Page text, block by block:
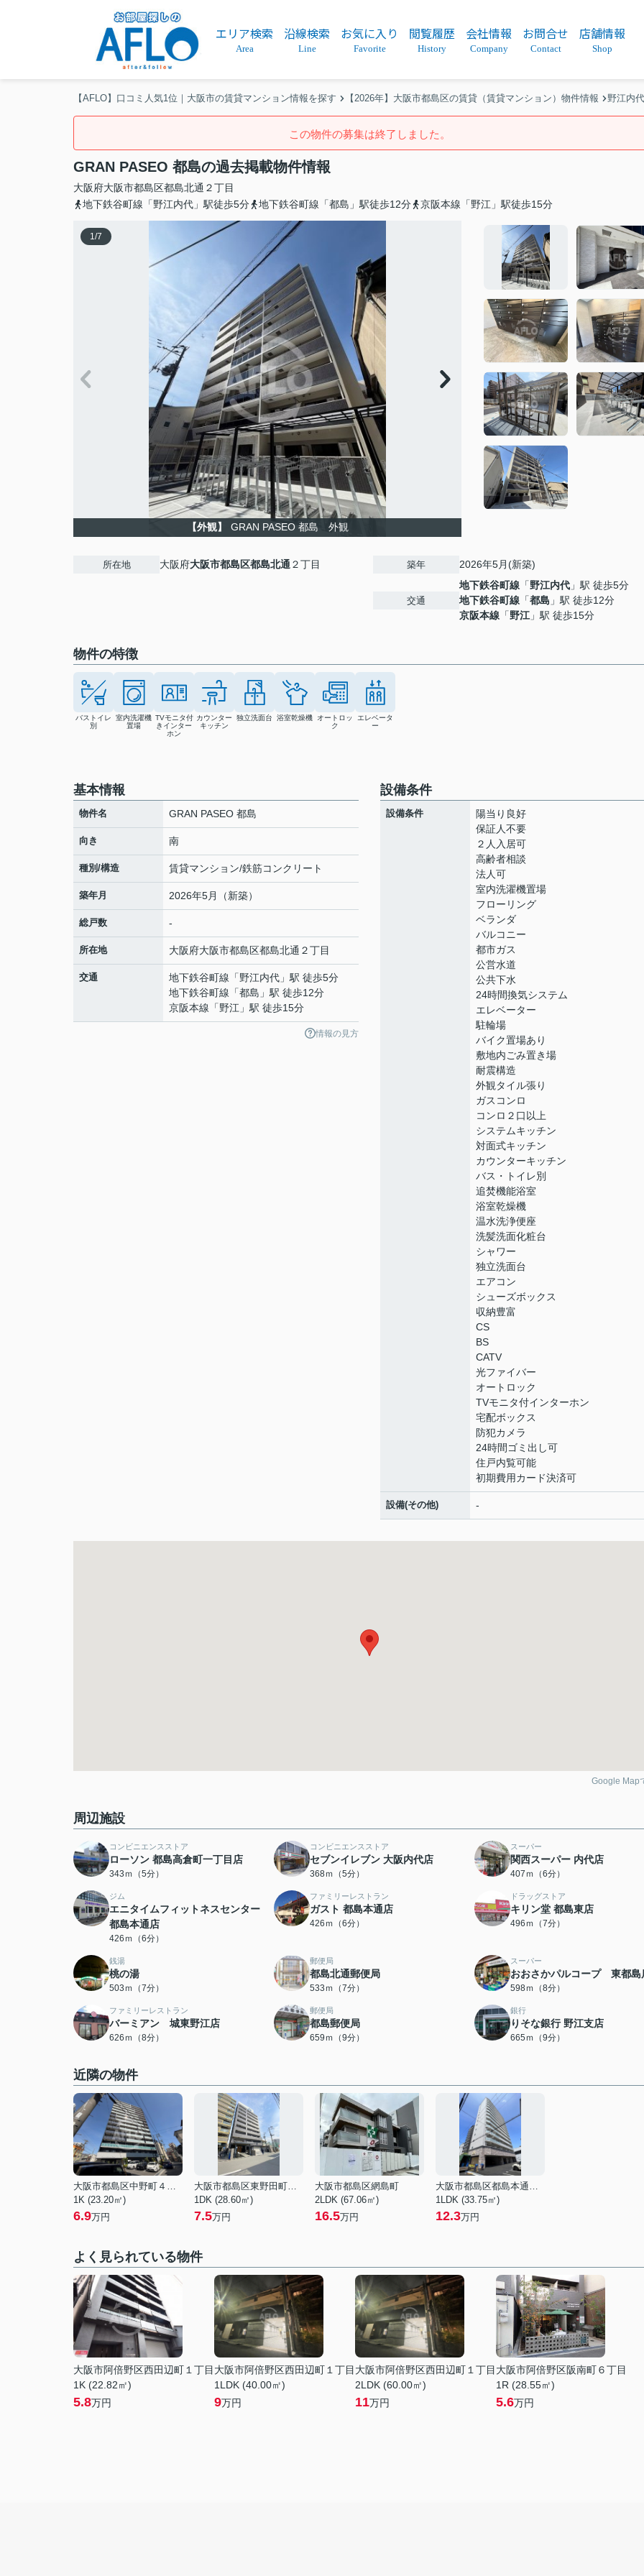
エリア検索
Area
沿線検索
Line
お気に入り
Favorite
閲覧履歴
History
会社情報
Company
お問合せ
Contact
店舗情報
Shop
【AFLO】口コミ人気1位｜大阪市の賃貸マンション情報を探す 【2026年】大阪市都島区の賃貸（賃貸マンション）物件情報 野江内
この物件の募集は終了しました。
GRAN PASEO 都島の過去掲載物件情報
大阪府大阪市都島区都島北通 ２丁目
地下鉄谷町線「野江内代」駅徒歩5分
地下鉄谷町線「都島」駅徒歩12分 京阪本線「野江」駅徒歩15分
1/7
【外観】 GRAN PASEO 都島 外観
所在地 大阪府大阪市都島区都島北通 ２丁目 築年 2026年5月(新築)
交通
地下鉄谷町線 「野江内代 」駅 徒歩5分
地下鉄谷町線 「都島 」駅 徒歩12分
京阪本線 「野江 」駅 徒歩15分
物件の特徴
バストイレ
別
室内洗濯機
置場
TVモニタ付
きインター
ホン
カウンター
キッチン
独立洗面台 浴室乾燥機
オートロッ
ク
エレベータ
ー
基本情報
物件名 GRAN PASEO 都島
向き 南
種別/構造 賃貸マンション/鉄筋コンクリート
築年月 2026年5月（新築）
総戸数 -
所在地 大阪府大阪市都島区都島北通 ２丁目
交通 地下鉄谷町線 「野江内代 」駅 徒歩5分
地下鉄谷町線 「都島 」駅 徒歩12分
京阪本線 「野江 」駅 徒歩15分
情報の見方
設備条件
設備条件
陽当り良好
保証人不要
２人入居可
高齢者相談
法人可
室内洗濯機置場
フローリング
ベランダ
バルコニー
都市ガス
公営水道
公共下水
24時間換気システム
エレベーター
駐輪場
バイク置場あり
敷地内ごみ置き場
耐震構造
外観タイル張り
ガスコンロ
コンロ２口以上
システムキッチン
対面式キッチン
カウンターキッチン
バス・トイレ別
追焚機能浴室
浴室乾燥機
温水洗浄便座
洗髪洗面化粧台
シャワー
独立洗面台
エアコン
シューズボックス
収納豊富
CS
BS
CATV
光ファイバー
オートロック
TVモニタ付インターホン
宅配ボックス
防犯カメラ
24時間ゴミ出し可
住戸内覧可能
初期費用カード決済可
設備(その他) -
Google Map
周辺施設
コンビニエンスストア
ローソン 都島高倉町一丁目店
343ｍ（5分）
コンビニエンスストア
セブンイレブン 大阪内代店
368ｍ（5分）
スーパー
関西スーパー 内代店
407ｍ（6分）
ジム
エニタイムフィットネスセンター
都島本通店
426ｍ（6分）
ファミリーレストラン
ガスト 都島本通店
426ｍ（6分）
ドラッグストア
キリン堂 都島東店
496ｍ（7分）
銭湯
桃の湯
503ｍ（7分）
郵便局
都島北通郵便局
533ｍ（7分）
スーパー
おおさかパルコープ 東都島
598ｍ（8分）
ファミリーレストラン
バーミアン 城東野江店
626ｍ（8分）
郵便局
都島郵便局
659ｍ（9分）
銀行
りそな銀行 野江支店
665ｍ（9分）
近隣の物件
大阪市都島区中野町４丁目
1K (23.20㎡)
6.9万円
大阪市都島区東野田町４丁目
1DK (28.60㎡)
7.5万円
大阪市都島区網島町
2LDK (67.06㎡)
16.5万円
大阪市都島区都島本通４丁目
1LDK (33.75㎡)
12.3万円
よく見られている物件
大阪市阿倍野区西田辺町１丁目
1K (22.82㎡)
5.8万円
大阪市阿倍野区西田辺町１丁目
1LDK (40.00㎡)
9万円
大阪市阿倍野区西田辺町１丁目
2LDK (60.00㎡)
11万円
大阪市阿倍野区阪南町６丁目
1R (28.55㎡)
5.6万円